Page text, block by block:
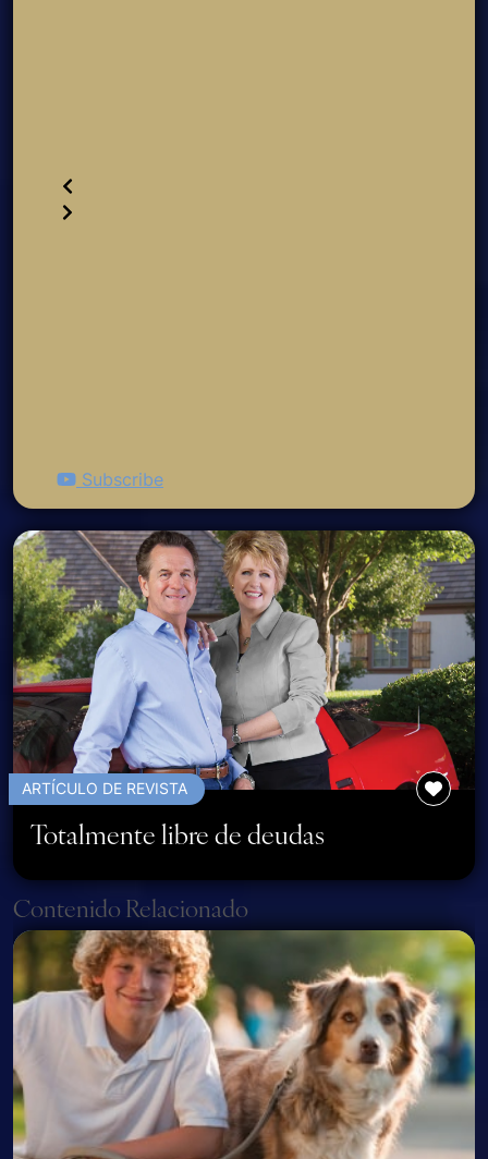
Subscribe
ARTÍCULO DE REVISTA
Totalmente libre de deudas
Contenido Relacionado